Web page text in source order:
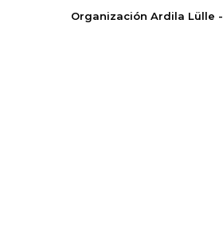
Organización Ardila Lülle